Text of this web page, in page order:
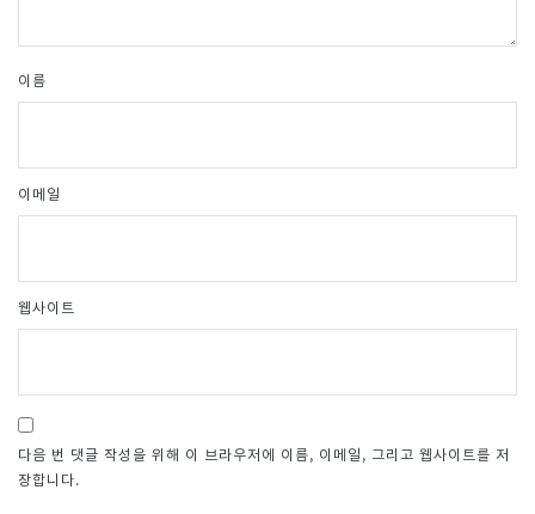
이름
이메일
웹사이트
다음 번 댓글 작성을 위해 이 브라우저에 이름, 이메일, 그리고 웹사이트를 저
장합니다.